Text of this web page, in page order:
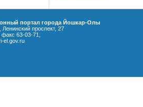
портал города Йошкар-Олы
проспект, 27
63-03-71,
el.gov.ru